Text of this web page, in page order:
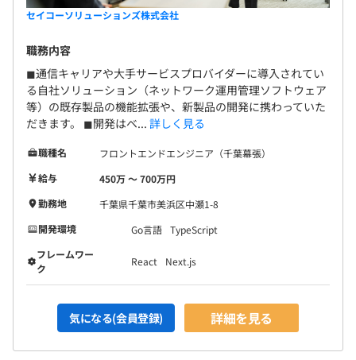
険）
無期雇用
3カ月（試用期間中の勤務条件に変更はありません）
セイコーソリューションズ株式会社
職務内容
◼︎通信キャリアや大手サービスプロバイダーに導入されてい
る自社ソリューション（ネットワーク運用管理ソフトウェア
等）の既存製品の機能拡張や、新製品の開発に携わっていた
だきます。 ◼︎開発はベ... 詳しく見る
職種名
フロントエンドエンジニア（千葉幕張）
給与
450万 〜 700万円
勤務地
千葉県千葉市美浜区中瀬1-8
開発環境
Go言語 TypeScript
フレームワー
ク
React Next.js
気になる(会員登録) 詳細を見る